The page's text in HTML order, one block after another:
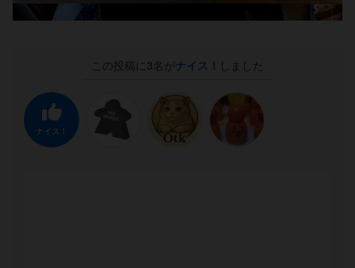
この投稿に 3名がナイス！ しました
ナイス！